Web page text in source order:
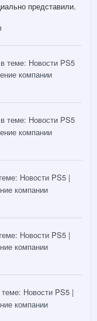
представили.
теме: Новости PS5
компании
теме: Новости PS5
компании
Новости PS5 |
компании
Новости PS5 |
компании
Новости PS5 |
компании